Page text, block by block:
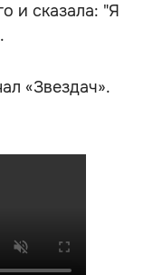
и сказала: "Я
«Звездач».